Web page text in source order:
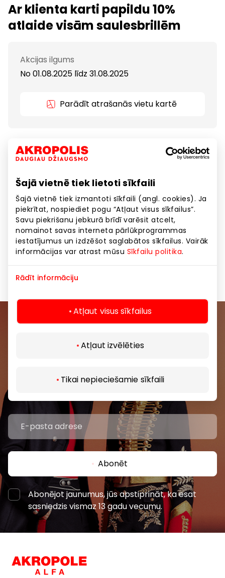
Šajā vietnē tiek lietoti sīkfaili
Šajā vietnē tiek izmantoti sīkfaili (angl. cookies). Ja
piekrītat, nospiediet pogu “Atļaut visus sīkfailus”.
Savu piekrišanu jebkurā brīdī varēsit atcelt,
nomainot savas interneta pārlūkprogrammas
iestatījumus un izdzēšot saglabātos sīkfailus. Vairāk
informācijas var atrast mūsu Sīkfailu politika.
Rādīt informāciju
Atļaut visus sīkfailus
Atļaut izvēlēties
Tikai nepieciešamie sīkfaili
Ar klienta karti papildu 10%
atlaide visām saulesbrillēm
Akcijas ilgums
No 01.08.2025 līdz 31.08.2025
Parādīt atrašanās vietu kartē
saulesbrillēm
10% papildu atlaide saulesbrillēm ir spēkā ar OptiO
klienta karti un attiecas uz visām saulesbrillēm,
kurām ir norādīta izpārdošanas atlaide.
Klienta karti var bez maksas noformēt jebkurā
OptiO veikalā, aizpildot anketu.
Plašāka informācija veikalos pie konsultanta.
Piedāvājums spēkā 01.08.-31.08.2025.
Pievienojieties mūsu kopienai
Uzzini pirmais par labākajiem piedāvājumiem,
izklaides centros “AKROPOLE Alfa” un “AKROPOLE
Abonēt
Abonējot jaunumus, jūs apstiprināt, ka esat
sasniedzis vismaz 13 gadu vecumu.